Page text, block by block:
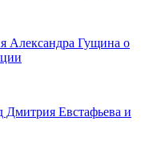
Александра Гущина о
Дмитрия Евстафьева и